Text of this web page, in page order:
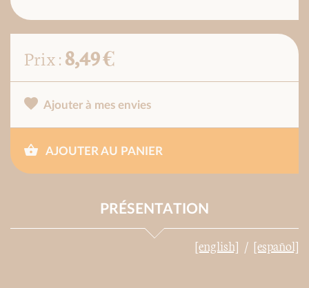
Prix :8,49 €
Ajouter à mes envies
AJOUTER AU PANIER
PRÉSENTATION
[english] [español]